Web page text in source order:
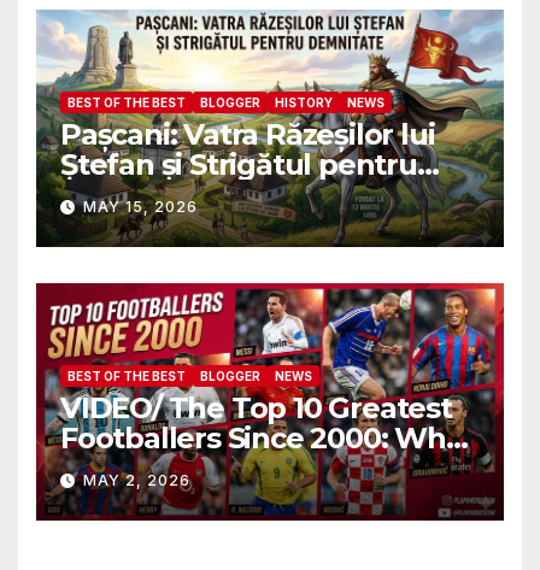
военных атташе НАТО?
BEST OF THE BEST BLOGGER HISTORY NEWS
Pașcani: Vatra Răzeșilor lui
Ștefan și Strigătul pentru
Demnitate în Fața
Amalgamării
MAY 15, 2026
BEST OF THE BEST BLOGGER NEWS
VIDEO/ The Top 10 Greatest
Footballers Since 2000: Who
Is Number One
MAY 2, 2026